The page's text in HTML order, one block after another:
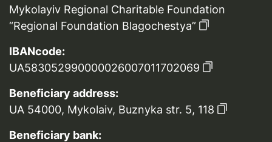
Mykolayiv Regional Charitable Foundation
“Regional Foundation Blagochestya”
IBANcode:
UA583052990000026007011702069
Beneficiary address:
UA 54000, Mykolaiv, Buznyka str. 5, 118
Beneficiary bank: